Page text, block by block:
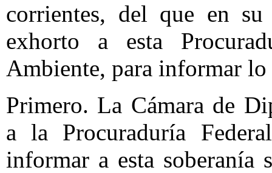
corrientes, del que en
exhorto a esta
Ambiente, para informar
Primero. La Cámara de
a la Procuraduría
informar a esta soberanía